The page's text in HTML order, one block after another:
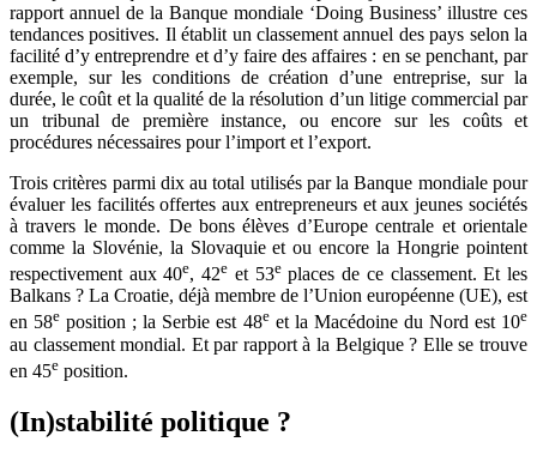
rapport annuel de la Banque mondiale ‘Doing Business’ illustre ces
tendances positives. Il établit un classement annuel des pays selon la
facilité d’y entreprendre et d’y faire des affaires : en se penchant, par
exemple, sur les conditions de création d’une entreprise, sur la
durée, le coût et la qualité de la résolution d’un litige commercial par
un tribunal de première instance, ou encore sur les coûts et
procédures nécessaires pour l’import et l’export.
Trois critères parmi dix au total utilisés par la Banque mondiale pour
évaluer les facilités offertes aux entrepreneurs et aux jeunes sociétés
à travers le monde. De bons élèves d’Europe centrale et orientale
comme la Slovénie, la Slovaquie et ou encore la Hongrie pointent
respectivement aux 40e, 42e et 53eplaces de ce classement. Et les
Balkans ? La Croatie, déjà membre de l’Union européenne (UE), est
en 58e position ; la Serbie est 48eet la Macédoine du Nord est 10e
au classement mondial. Et par rapport à la Belgique ? Elle se trouve
en 45e position.
(In)stabilité politique ?